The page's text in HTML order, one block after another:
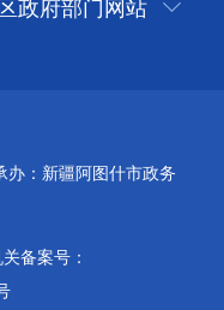
政府部门网站
办：新疆阿图什市政务
备案号：